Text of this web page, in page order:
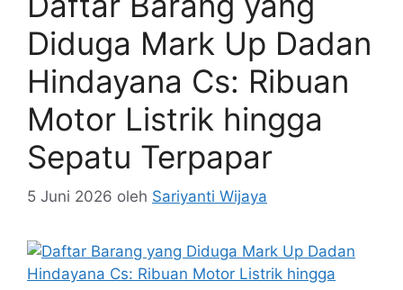
Diduga Mark Up Dadan
Hindayana Cs: Ribuan
Motor Listrik hingga
Sepatu Terpapar
5 Juni 2026 oleh Sariyanti Wijaya